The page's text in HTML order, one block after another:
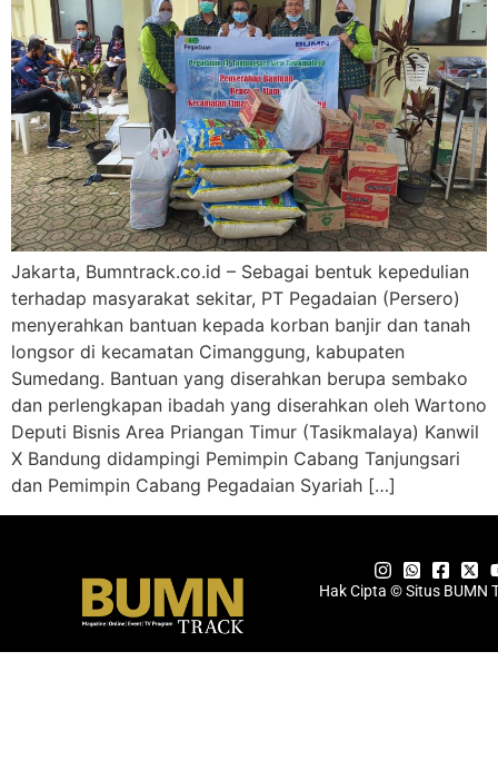
Jakarta, Bumntrack.co.id – Sebagai bentuk kepedulian
terhadap masyarakat sekitar, PT Pegadaian (Persero)
menyerahkan bantuan kepada korban banjir dan tanah
longsor di kecamatan Cimanggung, kabupaten
Sumedang. Bantuan yang diserahkan berupa sembako
dan perlengkapan ibadah yang diserahkan oleh Wartono
Deputi Bisnis Area Priangan Timur (Tasikmalaya) Kanwil
X Bandung didampingi Pemimpin Cabang Tanjungsari
dan Pemimpin Cabang Pegadaian Syariah […]
Hak Cipta © Situs BUMN